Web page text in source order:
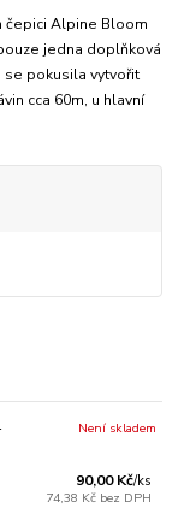
čepici Alpine Bloom
jedna doplňková
se pokusila vytvořit
cca 60m, u hlavní
90,00 Kč/ks
74,38 Kč bez DPH
Není skladem